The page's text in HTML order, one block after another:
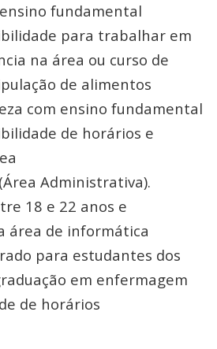
fundamental
para trabalhar em
na área ou curso de
de alimentos
com ensino fundamental
de horários e
Administrativa).
18 e 22 anos e
área de informática
para estudantes dos
em enfermagem
de horários